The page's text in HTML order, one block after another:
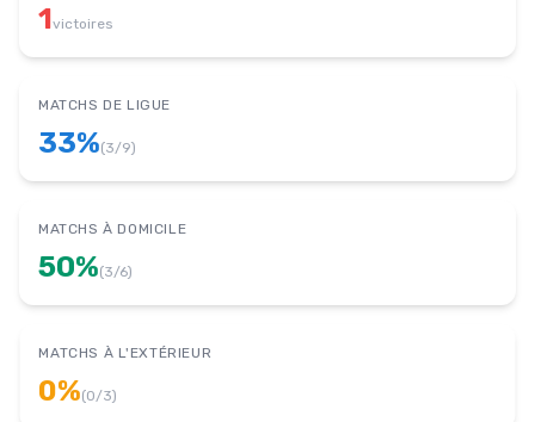
1victoires
MATCHS DE LIGUE
33%(3/9)
MATCHS À DOMICILE
50%(3/6)
MATCHS À L'EXTÉRIEUR
0%(0/3)